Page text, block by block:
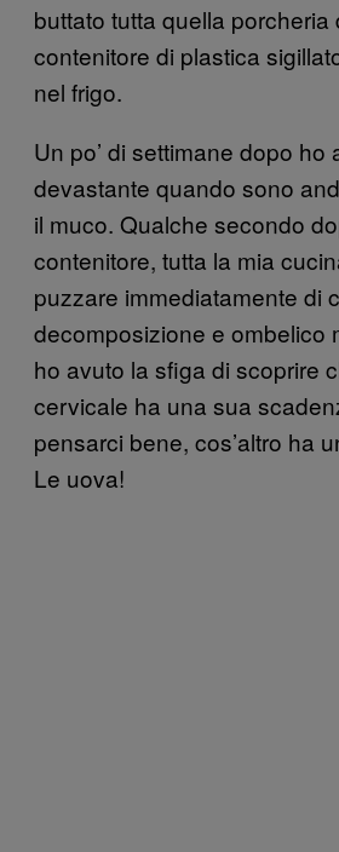
buttato tutta quella porcheria
contenitore di plastica
nel frigo.
Un po’ di settimane dopo ho
devastante quando sono
il muco. Qualche secondo
contenitore, tutta la mia
puzzare immediatamente di
decomposizione e ombelico
ho avuto la sfiga di scoprire
cervicale ha una sua
pensarci bene, cos’altro ha
Le uova!